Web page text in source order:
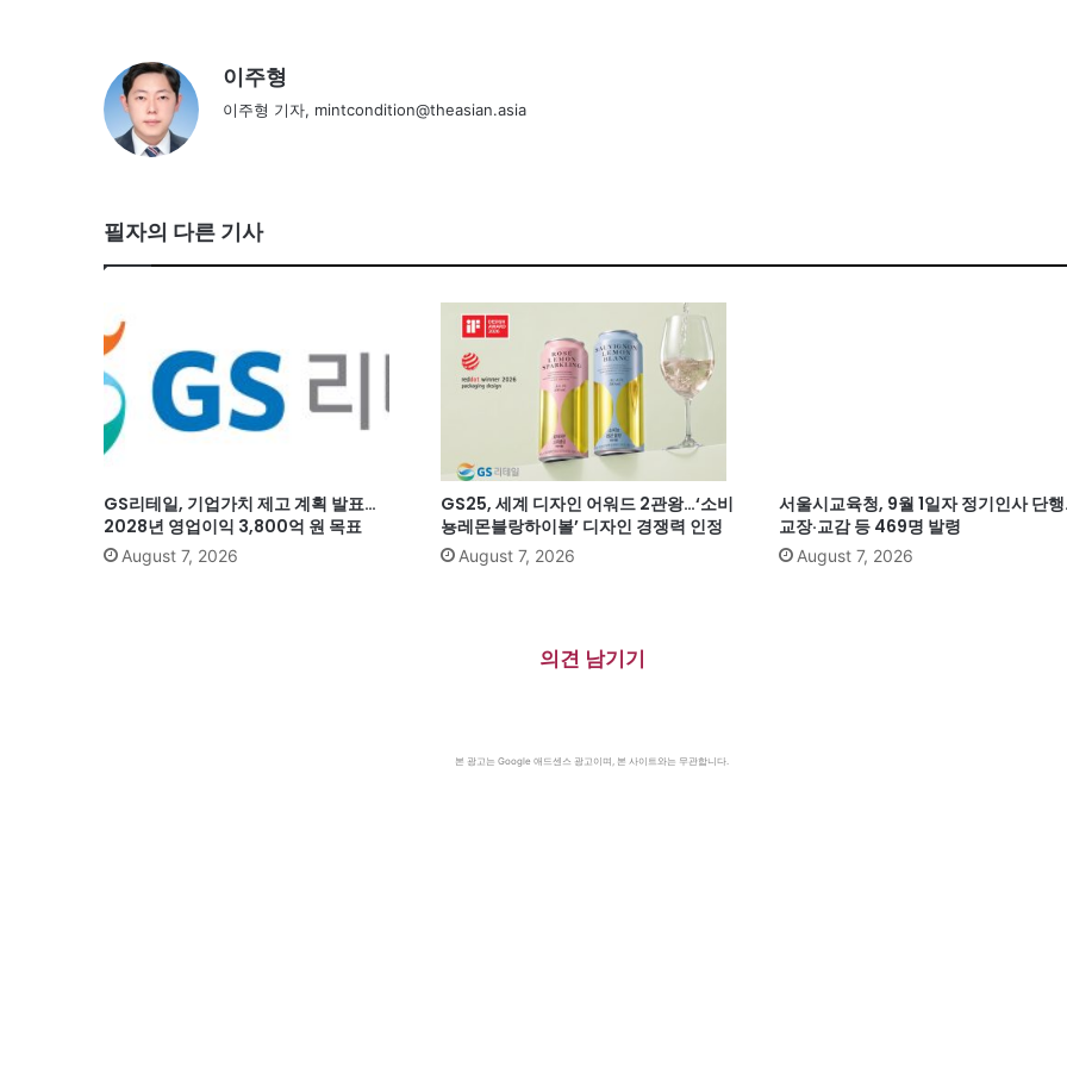
이주형
이주형 기자, mintcondition@theasian.asia
필자의 다른 기사
GS리테일, 기업가치 제고 계획 발표…
2028년 영업이익 3,800억 원 목표
August 7, 2026
GS25, 세계 디자인 어워드 2관왕…‘소비
뇽레몬블랑하이볼’ 디자인 경쟁력 인정
August 7, 2026
서울시교육청, 9월 1일자 정기인사 단
교장·교감 등 469명 발령
August 7, 2026
의견 남기기
본 광고는 Google 애드센스 광고이며, 본 사이트와는 무관합니다.